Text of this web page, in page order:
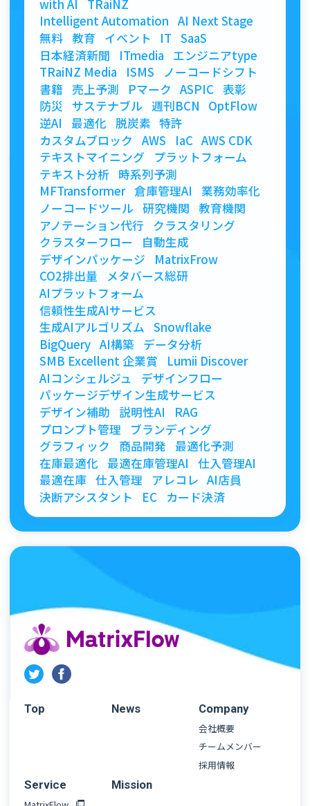
with AI
TRaiNZ
Intelligent Automation AI Next Stage
無料 教育 イベント IT SaaS
日本経済新聞
ITmedia
エンジニアtype
TRaiNZ Media
ISMS
ノーコードシフト
書籍
売上予測 Pマーク ASPIC 表彰
防災 サステナブル 週刊BCN
OptFlow
逆AI
最適化 脱炭素 特許
カスタムブロック
AWS IaC AWS CDK
テキストマイニング
プラットフォーム
テキスト分析 時系列予測
MFTransformer 倉庫管理AI
業務効率化
ノーコードツール 研究機関 教育機関
アノテーション代行
クラスタリング
クラスターフロー
自動生成
デザインパッケージ
MatrixFrow
CO2排出量
メタバース総研
AIプラットフォーム
信頼性生成AIサービス
生成AIアルゴリズム Snowflake
BigQuery AI構築
データ分析
SMB Excellent 企業賞
Lumii Discover
AIコンシェルジュ
デザインフロー
パッケージデザイン生成サービス
デザイン補助 説明性AI
RAG
プロンプト管理
ブランディング
グラフィック
商品開発
最適化予測
在庫最適化 最適在庫管理AI
仕入管理AI
最適在庫 仕入管理 アレコレ AI店員
決断アシスタント
EC カード決済
Top News
Company
会社概要
チームメンバー
採用情報
Service
Mission